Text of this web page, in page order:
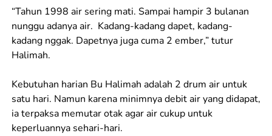
“Tahun 1998 air sering mati. Sampai hampir 3 bulanan
nunggu adanya air. Kadang-kadang dapet, kadang-
kadang nggak. Dapetnya juga cuma 2 ember,” tutur
Halimah.
Kebutuhan harian Bu Halimah adalah 2 drum air untuk
satu hari. Namun karena minimnya debit air yang didapat,
ia terpaksa memutar otak agar air cukup untuk
keperluannya sehari-hari.